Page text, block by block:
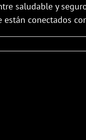
saludable y
conectados